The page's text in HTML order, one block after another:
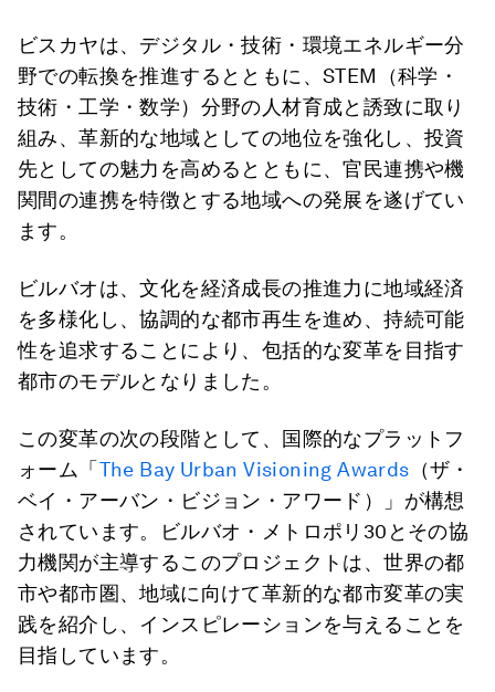
ビスカヤは、デジタル・技術・環境エネルギー分
野での転換を推進するとともに、STEM（科学・
技術・工学・数学）分野の人材育成と誘致に取り
組み、革新的な地域としての地位を強化し、投資
先としての魅力を高めるとともに、官民連携や機
関間の連携を特徴とする地域への発展を遂げてい
ます。
ビルバオは、文化を経済成長の推進力に地域経済
を多様化し、協調的な都市再生を進め、持続可能
性を追求することにより、包括的な変革を目指す
都市のモデルとなりました。
この変革の次の段階として、国際的なプラットフ
ォーム「 The Bay Urban Visioning Awards （ザ・
ベイ・アーバン・ビジョン・アワード）」が構想
されています。ビルバオ・メトロポリ30とその協
力機関が主導するこのプロジェクトは、世界の都
市や都市圏、地域に向けて革新的な都市変革の実
践を紹介し、インスピレーションを与えることを
目指しています。